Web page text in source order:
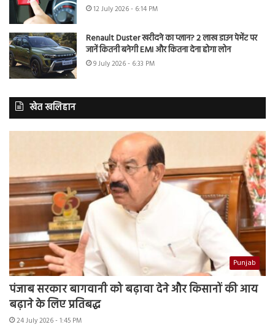
12 July 2026 - 6:14 PM
Renault Duster खरीदने का प्लान? 2 लाख डाउन पेमेंट पर
जानें कितनी बनेगी EMI और कितना देना होगा लोन
9 July 2026 - 6:33 PM
खेत खलिहान
Punjab
पंजाब सरकार बागवानी को बढ़ावा देने और किसानों की आय
बढ़ाने के लिए प्रतिबद्ध
24 July 2026 - 1:45 PM